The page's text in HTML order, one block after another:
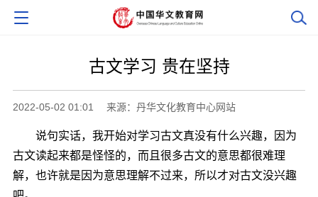
古文学习 贵在坚持
2022-05-02 01:01 来源：丹华文化教育中心网站
说句实话，我开始对学习古文真没有什么兴趣，因为
古文读起来都是怪怪的，而且很多古文的意思都很难理
解，也许就是因为意思理解不过来，所以才对古文没兴趣